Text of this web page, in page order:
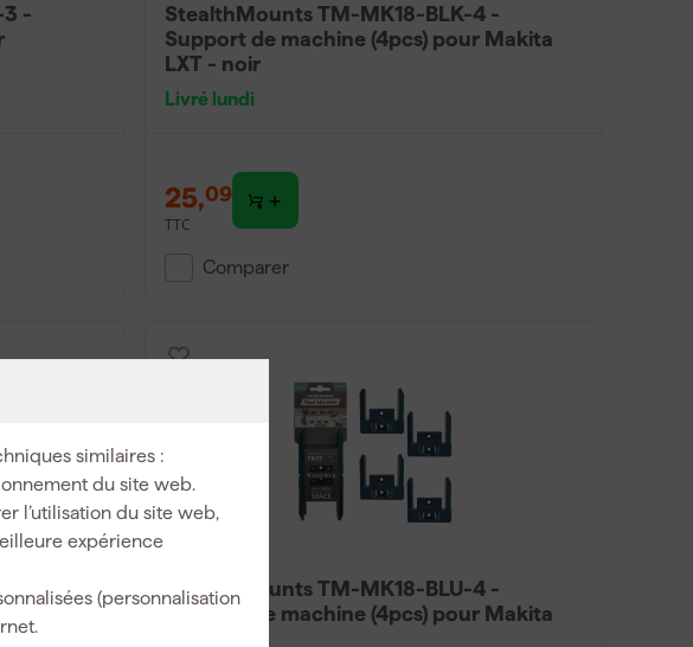
similaires :
du site web.
l’utilisation du site web,
expérience
(personnalisation
3 -
StealthMounts TM-MK18-BLK-4 -
Support de machine (4pcs) pour Makita
LXT - noir
Livré lundi
25,09
TTC
Comparer
pièces
StealthMounts TM-MK18-BLU-4 -
Support de machine (4pcs) pour Makita